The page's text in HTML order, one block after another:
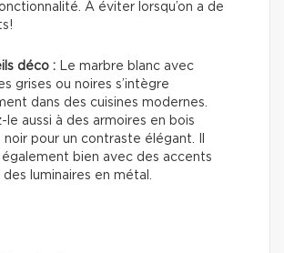
À éviter lorsqu’on a de
déco : Le marbre blanc avec
grises ou noires s’intègre
dans des cuisines modernes.
le aussi à des armoires en bois
pour un contraste élégant. Il
bien avec des accents
des luminaires en métal.